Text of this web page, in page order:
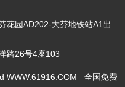
花园AD202-大芬地铁站A1出
路26号4座103
WWW.61916.COM 全国免费